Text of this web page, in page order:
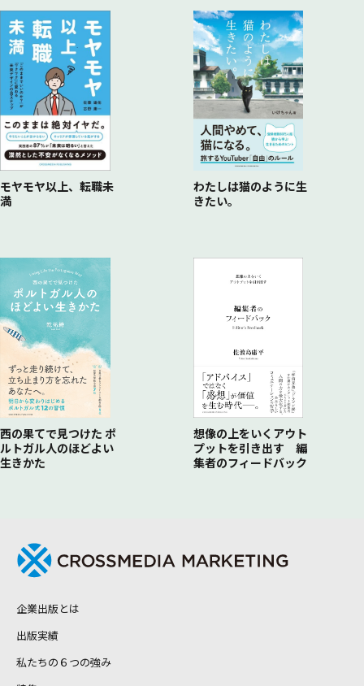
15.信用は「カネ」で買う
16.「失敗してもいい」はウソ
17.「クレーム客を大事にしろ」は大ウソ
18.最大顧客に振り回されるな
19.従業員の視線に注意しろ
20.ひがむくらいなら真似ろ
21.自分の会社を潰す方法を考えろ
【マネジメントのやってはいけないリストをつくろう】
35.兄は雇っても弟は雇うな
36.友人は雇うな
37.信用しても任せるな
38.禁句の一言「どうするか見ていた」
39.言葉より給料
【人事・労務のやってはいけないリストをつくろう】
【給与体系のやってはいけないリストをつくろう】
72.借金は未来の利益の取崩し
73.保険の勧誘に気をつけろ
74.理想の決算書は社長の頭の中で作る
75.銀行の信用は税理士で買え
76.地元の税理士ですべて解決
77.融通の効かない税理士とは付き合うな
【会社・経理・税金のやってはいけないリストをつくろう】
87.成功体験の無いビジネスはするな
88.差別化・ニッチ化は売れない言い訳
89.取引先は厳選せよ
90.「利は元にあり」を忘れるな
91.海外のパクリが手っとり早い
92.チェーン店が上場目指すのは、上場しないと潰れるから
93.人に会わなきゃ商売にならない
94.敗者復活は効かない
95.成功は「運」のおかげ、失敗は自分のせい
モヤモヤ以上、転職未
満
わたしは猫のように生
きたい。
西の果てで見つけた ポ
ルトガル人のほどよい
生きかた
想像の上をいくアウト
プットを引き出す 編
集者のフィードバック
企業出版とは
出版実績
私たちの６つの強み